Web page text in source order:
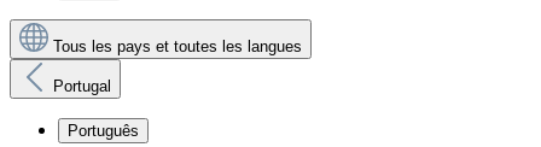
Tous les pays et toutes les langues
Portugal
Português